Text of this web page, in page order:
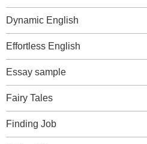
Dynamic English
Effortless English
Essay sample
Fairy Tales
Finding Job